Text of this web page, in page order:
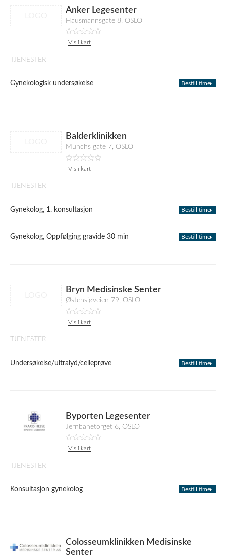
Anker Legesenter
Hausmannsgate 8, OSLO
Vis i kart
TJENESTER
Gynekologisk undersøkelse Bestill time
Balderklinikken
Munchs gate 7, OSLO
Vis i kart
TJENESTER
Gynekolog, 1. konsultasjon Bestill time
Gynekolog, Oppfølging gravide 30 min Bestill time
Bryn Medisinske Senter
Østensjøveien 79, OSLO
Vis i kart
TJENESTER
Undersøkelse/ultralyd/celleprøve Bestill time
Byporten Legesenter
Jernbanetorget 6, OSLO
Vis i kart
TJENESTER
Konsultasjon gynekolog Bestill time
Colosseumklinikken Medisinske
Senter